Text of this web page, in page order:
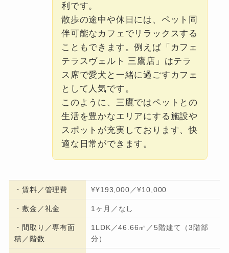
利です。
散歩の途中や休日には、ペット同
伴可能なカフェでリラックスする
こともできます。例えば「カフェ
テラスヴェルト 三鷹店」はテラ
ス席で愛犬と一緒に過ごすカフェ
として人気です。
このように、三鷹ではペットとの
生活を豊かなエリアにする施設や
スポットが充実しております、快
適な日常ができます。
・賃料／管理費 ¥¥193,000／¥10,000
・ 敷金／礼金 1ヶ月／なし
・間取り／専有面
積／階数
1LDK／46.66㎡／5階建て（3階部
分）